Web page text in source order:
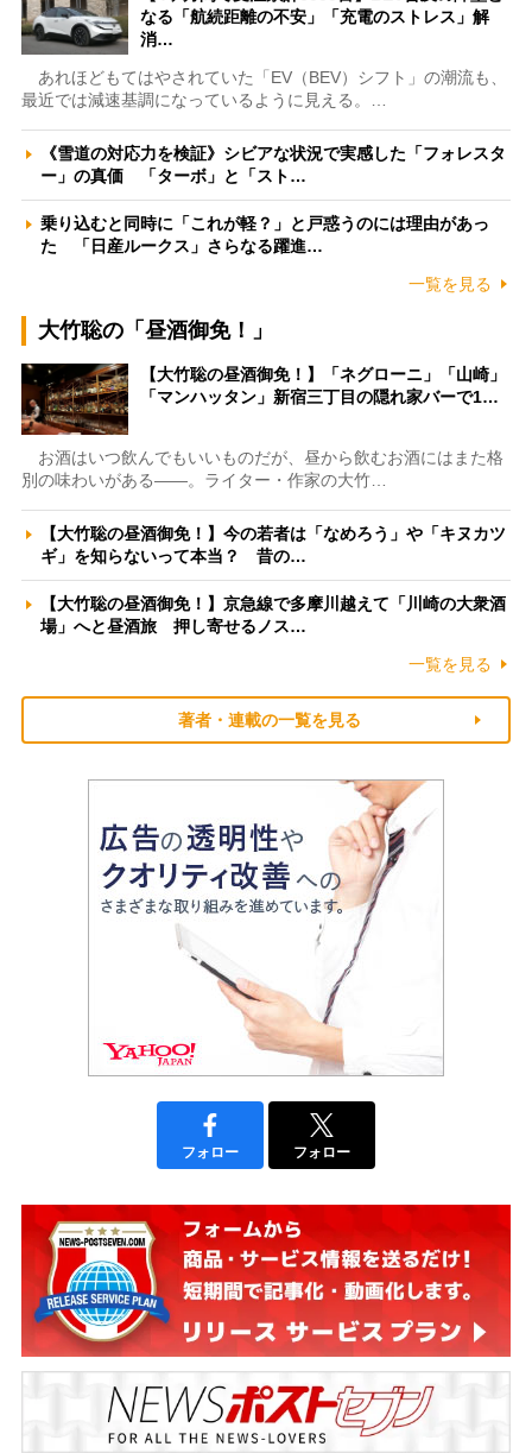
なる「航続距離の不安」「充電のストレス」解
消…
あれほどもてはやされていた「EV（BEV）シフト」の潮流も、
最近では減速基調になっているように見える。…
《雪道の対応力を検証》シビアな状況で実感した「フォレスタ
ー」の真価 「ターボ」と「スト…
乗り込むと同時に「これが軽？」と戸惑うのには理由があっ
た 「日産ルークス」さらなる躍進…
一覧を見る
大竹聡の「昼酒御免！」
【大竹聡の昼酒御免！】「ネグローニ」「山崎」
「マンハッタン」新宿三丁目の隠れ家バーで1…
お酒はいつ飲んでもいいものだが、昼から飲むお酒にはまた格
別の味わいがある――。ライター・作家の大竹…
【大竹聡の昼酒御免！】今の若者は「なめろう」や「キヌカツ
ギ」を知らないって本当？ 昔の…
【大竹聡の昼酒御免！】京急線で多摩川越えて「川崎の大衆酒
場」へと昼酒旅 押し寄せるノス…
一覧を見る
著者・連載の一覧を見る
フォロー フォロー